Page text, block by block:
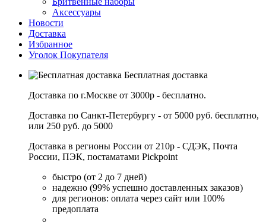
Аксессуары
Новости
Доставка
Избранное
Уголок Покупателя
Бесплатная доставка
Доставка по г.Москве от 3000р - бесплатно.
Доставка по Санкт-Петербургу - от 5000 руб. бесплатно,
или 250 руб. до 5000
Доставка в регионы России от 210р - СДЭК, Почта
России, ПЭК, постаматами Pickpoint
быстро (от 2 до 7 дней)
надежно (99% успешно доставленных заказов)
для регионов: оплата через сайт или 100%
предоплата